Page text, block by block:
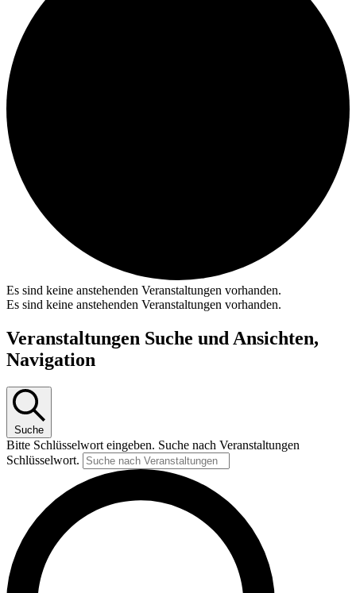
Es sind keine anstehenden Veranstaltungen vorhanden.
Es sind keine anstehenden Veranstaltungen vorhanden.
Veranstaltungen Suche und Ansichten,
Navigation
Suche
Bitte Schlüsselwort eingeben. Suche nach Veranstaltungen
Schlüsselwort.